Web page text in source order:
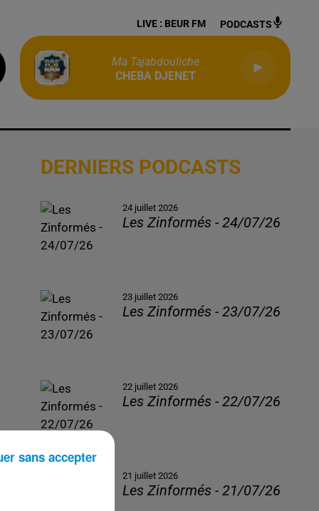
LIVE : BEUR FM PODCASTS
Ma Tajabdouliche
CHEBA DJENET
DERNIERS PODCASTS
24 juillet 2026
Les Zinformés - 24/07/26
23 juillet 2026
Les Zinformés - 23/07/26
22 juillet 2026
Les Zinformés - 22/07/26
21 juillet 2026
Les Zinformés - 21/07/26
sans accepter